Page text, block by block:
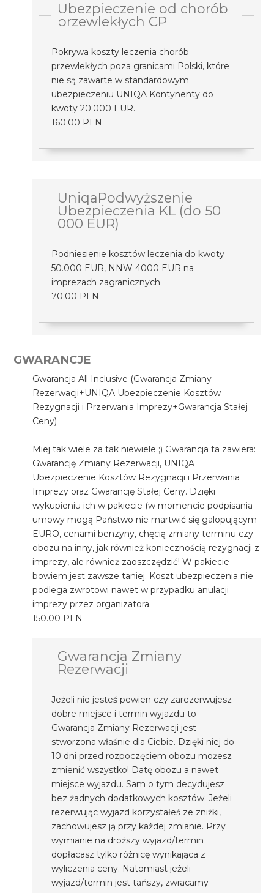
Ubezpieczenie od chorób
przewlekłych CP
Pokrywa koszty leczenia chorób
przewlekłych poza granicami Polski, które
nie są zawarte w standardowym
ubezpieczeniu UNIQA Kontynenty do
kwoty 20.000 EUR.
160.00 PLN
UniqaPodwyższenie
Ubezpieczenia KL (do 50
000 EUR)
Podniesienie kosztów leczenia do kwoty
50.000 EUR, NNW 4000 EUR na
imprezach zagranicznych
70.00 PLN
GWARANCJE
Gwarancja All Inclusive (Gwarancja Zmiany
Rezerwacji+UNIQA Ubezpieczenie Kosztów
Rezygnacji i Przerwania Imprezy+Gwarancja Stałej
Ceny)
Miej tak wiele za tak niewiele ;) Gwarancja ta zawiera:
Gwarancję Zmiany Rezerwacji, UNIQA
Ubezpieczenie Kosztów Rezygnacji i Przerwania
Imprezy oraz Gwarancję Stałej Ceny. Dzięki
wykupieniu ich w pakiecie (w momencie podpisania
umowy mogą Państwo nie martwić się galopującym
EURO, cenami benzyny, chęcią zmiany terminu czy
obozu na inny, jak również koniecznością rezygnacji z
imprezy, ale również zaoszczędzić! W pakiecie
bowiem jest zawsze taniej. Koszt ubezpieczenia nie
podlega zwrotowi nawet w przypadku anulacji
imprezy przez organizatora.
150.00 PLN
Gwarancja Zmiany
Rezerwacji
Jeżeli nie jesteś pewien czy zarezerwujesz
dobre miejsce i termin wyjazdu to
Gwarancja Zmiany Rezerwacji jest
stworzona właśnie dla Ciebie. Dzięki niej do
10 dni przed rozpoczęciem obozu możesz
zmienić wszystko! Datę obozu a nawet
miejsce wyjazdu. Sam o tym decydujesz
bez żadnych dodatkowych kosztów. Jeżeli
rezerwując wyjazd korzystałeś ze zniżki,
zachowujesz ją przy każdej zmianie. Przy
wymianie na droższy wyjazd/termin
dopłacasz tylko różnicę wynikająca z
wyliczenia ceny. Natomiast jeżeli
wyjazd/termin jest tańszy, zwracamy